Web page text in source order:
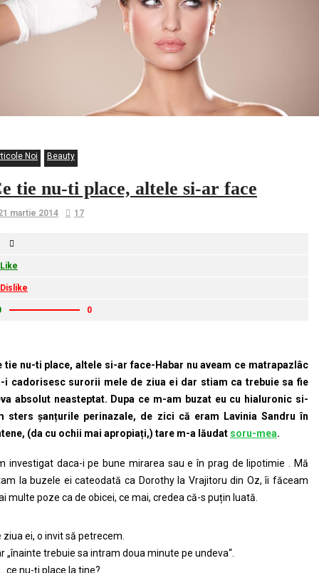
Noi Beauty
tie nu-ti place, altele si-ar face
martie 2014 17
Like
Dislike
0
tie nu-ti place, altele si-ar face-Habar nu aveam ce matrapazlâc
i cadorisesc surorii mele de ziua ei dar stiam ca trebuie sa fie
absolut neasteptat. Dupa ce m-am buzat eu cu hialuronic si-
sters șanțurile perinazale, de zici că eram Lavinia Sandru în
(da cu ochii mai apropiați,) tare m-a lăudat soru-mea.
investigat daca-i pe bune mirarea sau e în prag de lipotimie . Mă
la buzele ei cateodată ca Dorothy la Vrajitoru din Oz, îi făceam
multe poze ca de obicei, ce mai, credea că-s puțin luată.
ziua ei, o invit să petrecem.
„înainte trebuie sa intram doua minute pe undeva“.
ce nu-ți place la tine?